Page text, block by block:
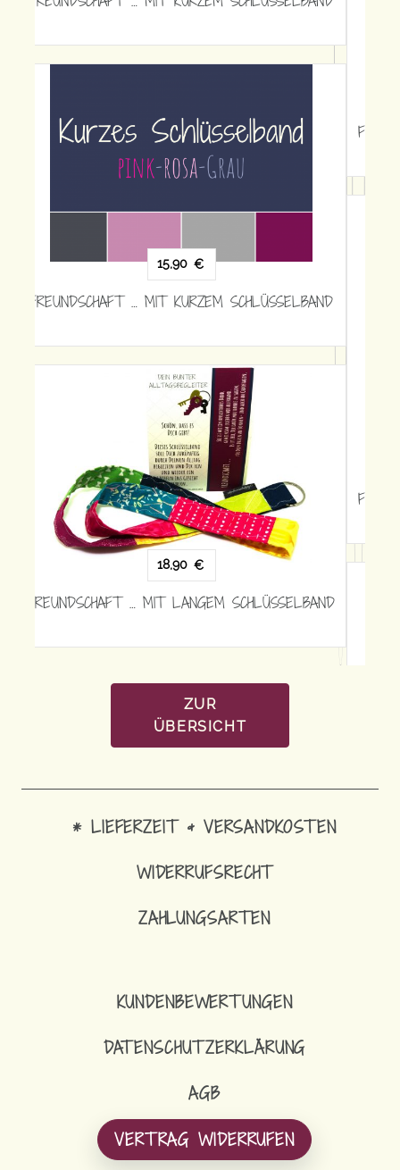
18,90 €
FREUNDSCHAFT … MIT LANGEM SCHLÜSSELBAND
18,90
FREUNDSCHAFT … MIT LANGEM SCHLÜSSELBAND
ZUR
ÜBERSICHT
* LIEFERZEIT & VERSANDKOSTEN
WIDERRUFSRECHT
ZAHLUNGSARTEN
KUNDENBEWERTUNGEN
DATENSCHUTZERKLÄRUNG
AGB
VERTRAG WIDERRUFEN